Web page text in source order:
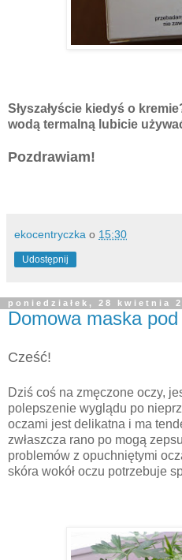
Słyszałyście kiedyś o
wodą termalną lubicie
Pozdrawiam!
ekocentryczka o 15:30
Udostępnij
poniedziałek, 28 kwietnia
Domowa maska
Cześć!
Dziś coś na zmęczone oczy,
polepszenie wyglądu po
oczami jest delikatna i ma
zwłaszcza rano po mogą
problemów z opuchniętymi
skóra wokół oczu potrzebuje